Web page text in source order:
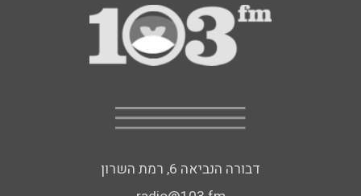
דבורה הנביאה 6, רמת השרון